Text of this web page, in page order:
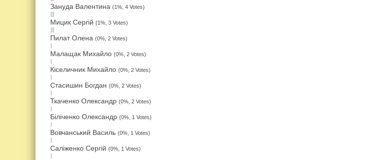
Зануда Валентина (1%, 4 Votes)
Мицик Сергій (1%, 3 Votes)
Пилат Олена (0%, 2 Votes)
Малащак Михайло (0%, 2 Votes)
Кіселичник Михайло (0%, 2 Votes)
Стасишин Богдан (0%, 2 Votes)
Ткаченко Олександр (0%, 2 Votes)
Біліченко Олександр (0%, 1 Votes)
Вовчанський Василь (0%, 1 Votes)
Саліженко Сергій (0%, 1 Votes)